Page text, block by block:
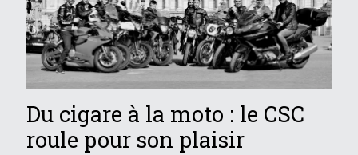
Du cigare à la moto : le CSC
roule pour son plaisir